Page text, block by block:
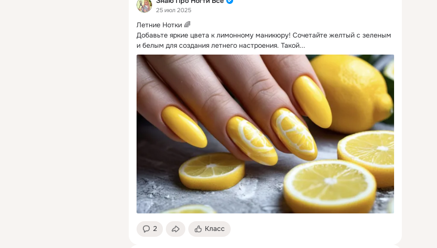
25 июл 2025
Летние Нотки 🌈
Добавьте яркие цвета к лимонному маникюру! Сочетайте желтый с зеленым
и белым для создания летнего настроения. Такой...
2 Класс